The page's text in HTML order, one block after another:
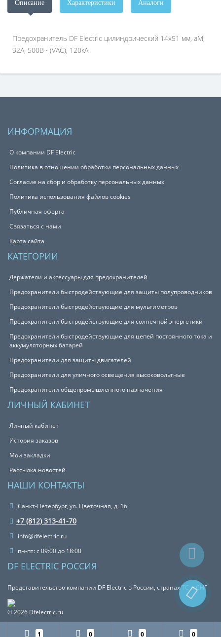
Описание Характеристики Аналоги
Предохранитель DF Electric цилиндрический 14х51 мм, aM,
32А, 500В~ (VAC), 120кА
ИНФОРМАЦИЯ
О компании DF Electric
Политика в отношении обработки персональных данных
Согласие на сбор и обработку персональных данных
Политика использования файлов cookies
Публичная оферта
Связаться с нами
Карта сайта
КАТЕГОРИИ
Держатели и аксессуары для предохранителей
Предохранители быстродействующие для защиты полупроводников
Предохранители быстродействующие для мультиметров
Предохранители быстродействующие для солнечной энергетики
Предохранители быстродействующие для цепей постоянного тока и
аккумуляторных батарей
Предохранители для защиты двигателей
Предохранители для уличного освещения высоковольтные
Предохранители общепромышленного назначения
ЛИЧНЫЙ КАБИНЕТ
Личный кабинет
История заказов
Мои закладки
Рассылка новостей
НАШИ КОНТАКТЫ
Санкт-Петербург, ул. Цветочная, д. 16
+7 (812) 313-41-70
info@dfelectric.ru
пн-пт: с 09:00 до 18:00
DF ELECTRIC РОССИЯ
Представительство компании DF Electric в России, странах ТС и СНГ
© 2026 Dfelectric.ru
1 0 0 0